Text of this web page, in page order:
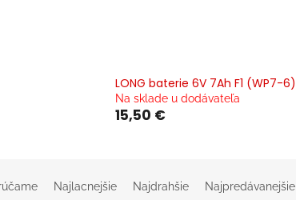
LONG baterie 6V 7Ah F1 (WP7-6)
Na sklade u dodávateľa
15,50 €
Najlacnejšie Najdrahšie Najpredávanejšie